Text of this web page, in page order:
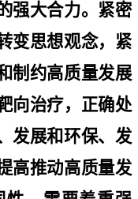
强大合力。紧密
变思想观念，紧
制约高质量发展
向治疗，正确处
发展和环保、发
高推动高质量发